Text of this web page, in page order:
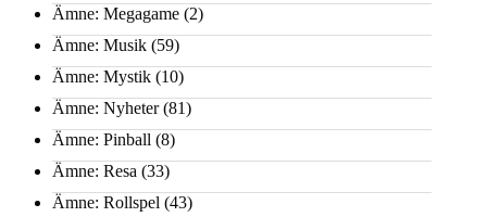
Ämne: Megagame (2)
Ämne: Musik (59)
Ämne: Mystik (10)
Ämne: Nyheter(81)
Ämne: Pinball (8)
Ämne: Resa (33)
Ämne: Rollspel (43)